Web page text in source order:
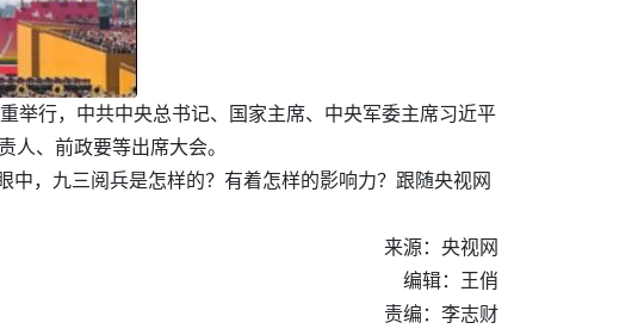
举行，中共中央总书记、国家主席、中央军委主席习近平
人、前政要等出席大会。
，九三阅兵是怎样的？有着怎样的影响力？跟随央视网
来源：央视网
编辑：王俏
责编：李志财